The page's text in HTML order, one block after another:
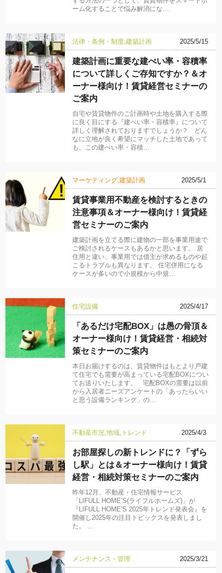
ーム化することで悩み解消にな…
法律・条例・制度 建築計画 2025/5/15
建築計画に重要な建ぺい率・容積率
について詳しくご存知ですか？＆オ
ーナー様向け！賃貸経営セミナーの
ご案内
自宅や賃貸物件のご計画時や土地を購入する際
に良く目にする『建ぺい率・容積率』について
詳しく理解されておりますでしょうか？ どん
なに立地が良く希望にマッチした土地であって
も、この建ぺい率・容積…
マーケティング 建築計画 2025/5/1
賃貸事業用不動産を検討するときの
注意事項＆オーナー様向け！賃貸経
営セミナーのご案内
建築計画を立てる際に建物の一部を事業用途で
ご検討されるケースもあるかと思います。 居
住用と違い、事業用では借主が求めるものや起
こるトラブルも異なります。 住宅併用になる
ケースが多いので小規模から中規…
住宅設備 2025/4/17
「あるだけ宅配BOX」は愚の骨頂＆
オーナー様向け！賃貸経営・相続対
策セミナーのご案内
本日お届けするのは、賃貸物件はもとより戸建
て住宅でも需要が高まっている宅配BOXについ
てお送りいたします。 宅配BOXの需要は以前
から入居者ニーズアンケートの「あったらいい
と思う設備ランキング」の…
不動産市況 地域 トレンド 2025/4/3
お部屋探しの新トレンドに？「ずら
し駅」とは＆オーナー様向け！賃貸
経営・相続対策セミナーのご案内
昨年12月、不動産・住宅情報サービス
「LIFULL HOME’S(ライフルホームズ)」が
『LIFULL HOME’S 2025年トレンド発表会』を
開催し2025年の注目トピックスを発表しまし
た。 …
メンテナンス・管理 2025/3/21